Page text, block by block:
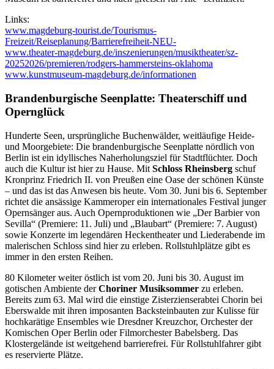
Links:
www.magdeburg-tourist.de/Tourismus-
Freizeit/Reiseplanung/Barrierefreiheit-NEU-
www.theater-magdeburg.de/inszenierungen/musiktheater/sz-
20252026/premieren/rodgers-hammersteins-oklahoma
www.kunstmuseum-magdeburg.de/informationen
Brandenburgische Seenplatte: Theaterschiff und
Opernglück
Hunderte Seen, ursprüngliche Buchenwälder, weitläufige Heide-
und Moorgebiete: Die brandenburgische Seenplatte nördlich von
Berlin ist ein idyllisches Naherholungsziel für Stadtflüchter. Doch
auch die Kultur ist hier zu Hause. Mit Schloss Rheinsberg schuf
Kronprinz Friedrich II. von Preußen eine Oase der schönen Künste
– und das ist das Anwesen bis heute. Vom 30. Juni bis 6. September
richtet die ansässige Kammeroper ein internationales Festival junger
Opernsänger aus. Auch Opernproduktionen wie „Der Barbier von
Sevilla“ (Premiere: 11. Juli) und „Blaubart“ (Premiere: 7. August)
sowie Konzerte im legendären Heckentheater und Liederabende im
malerischen Schloss sind hier zu erleben. Rollstuhlplätze gibt es
immer in den ersten Reihen.
80 Kilometer weiter östlich ist vom 20. Juni bis 30. August im
gotischen Ambiente derChoriner Musiksommer zu erleben.
Bereits zum 63. Mal wird die einstige Zisterzienserabtei Chorin bei
Eberswalde mit ihren imposanten Backsteinbauten zur Kulisse für
hochkarätige Ensembles wie Dresdner Kreuzchor, Orchester der
Komischen Oper Berlin oder Filmorchester Babelsberg. Das
Klostergelände ist weitgehend barrierefrei. Für Rollstuhlfahrer gibt
es reservierte Plätze.